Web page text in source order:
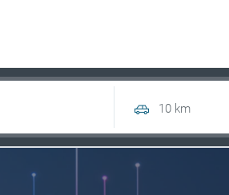
10 km